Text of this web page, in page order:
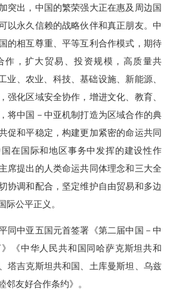
突出，中国的繁荣强大正在惠及周边国
以永久信赖的战略伙伴和真正朋友。中
的相互尊重、平等互利合作模式，期待
作，扩大贸易、投资规模，高质量共
业、农业、科技、基础设施、新能源、
强化区域安全协作，增进文化、教育、
将中国－中亚机制打造为区域合作的典
促和平稳定，构建更加紧密的命运共同
在国际和地区事务中发挥的建设性作
席提出的人类命运共同体理念和三大全
协调和配合，坚定维护自由贸易和多边
际公平正义。
中亚五国元首签署《第二届中国－中
《中华人民共和国同哈萨克斯坦共和
塔吉克斯坦共和国、土库曼斯坦、乌兹
邻友好合作条约》。